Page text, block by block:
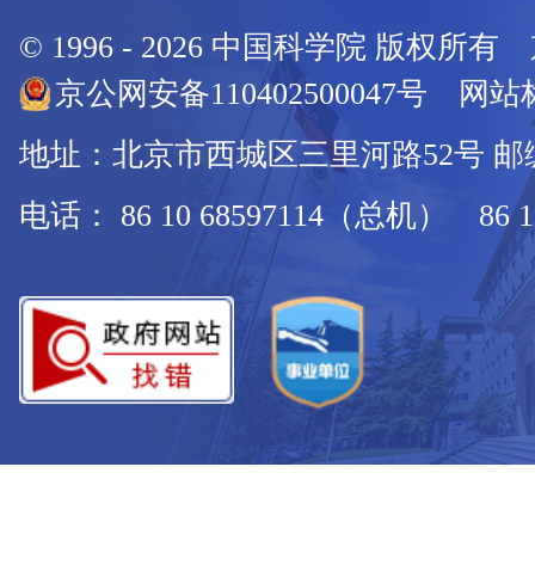
© 1996 - 2026 中国科学院 版权所有
京公网安备110402500047号 网站
地址：北京市西城区三里河路52号 邮
电话： 86 10 68597114（总机） 86